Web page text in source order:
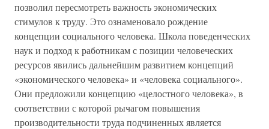
позволил пересмотреть важность экономических
стимулов к труду. Это ознаменовало рождение
концепции социального человека. Школа поведенческих
наук и подход к работникам с позиции человеческих
ресурсов явились дальнейшим развитием концепций
«экономического человека» и «человека социального».
Они предложили концепцию «целостного человека», в
соответствии с которой рычагом повышения
производительности труда подчиненных является